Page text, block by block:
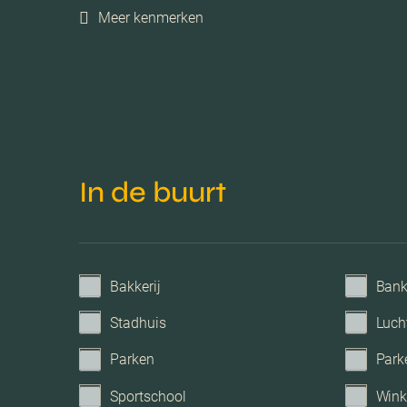
Isolatie
Parkeerfaciliteiten
Meer kenmerken
In de buurt
Bakkerij
Stadhuis
Parken
Sportschool